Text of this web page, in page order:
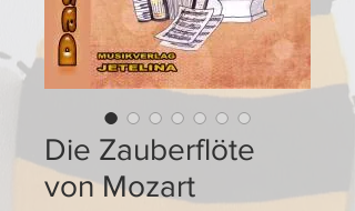
Die Zauberflöte
von Mozart